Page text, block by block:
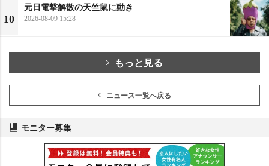
10
元日電撃解散の天竺鼠に動き
2026-08-09 15:28
もっと見る
ニュース一覧へ戻る
モニター募集